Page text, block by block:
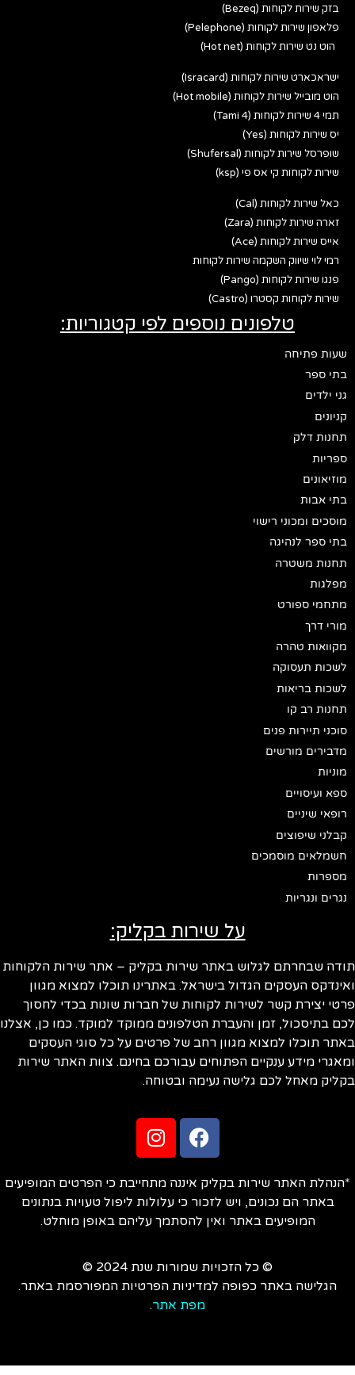
בזק שירות לקוחות (Bezeq)
פלאפון שירות לקוחות (Pelephone)
הוט נט שירות לקוחות (Hot net)
ישראכארט שירות לקוחות (Isracard)
הוט מובייל שירות לקוחות (Hot mobile)
תמי 4 שירות לקוחות (Tami 4)
יס שירות לקוחות (Yes)
שופרסל שירות לקוחות (Shufersal)
שירות לקוחות קי אס פי (ksp)
כאל שירות לקוחות (Cal)
זארה שירות לקוחות (Zara)
אייס שירות לקוחות (Ace)
רמי לוי שיווק השקמה שירות לקוחות
פנגו שירות לקוחות (Pango)
שירות לקוחות קסטרו (Castro)
טלפונים נוספים לפי קטגוריות:
שעות פתיחה
בתי ספר
גני ילדים
קניונים
תחנות דלק
ספריות
מוזיאונים
בתי אבות
מוסכים ומכוני רישוי
בתי ספר לנהיגה
תחנות משטרה
מפלגות
מתחמי ספורט
מורי דרך
מקוואות טהרה
לשכות תעסוקה
לשכות בריאות
תחנות רב קו
סוכני תיירות פנים
מדבירים מורשים
מוניות
ספא ועיסויים
רופאי שיניים
קבלני שיפוצים
חשמלאים מוסמכים
מספרות
נגרים ונגריות
על שירות בקליק:
שבחרתם לגלוש באתר שירות בקליק – אתר שירות הלקוחות
העסקים הגדול בישראל. באתרינו תוכלו למצוא מגוון
יצירת קשר לשירות לקוחות של חברות שונות בכדי לחסוך
בתיסכול, זמן והעברת הטלפונים ממוקד למוקד. כמו כן, אצלנו
תוכלו למצוא מגוון רחב של פרטים על כל סוגי העסקים
מידע ענקיים הפתוחים עבורכם בחינם. צוות האתר שירות
מאחל לכם גלישה נעימה ובטוחה.
האתר שירות בקליק איננה מתחייבת כי הפרטים המופיעים
באתר הם נכונים, ויש לזכור כי עלולות ליפול טעויות בנתונים
המופיעים באתר ואין להסתמך עליהם באופן מוחלט.
© כל הזכויות שמורות שנת 2024 ©
הגלישה באתר כפופה למדיניות הפרטיות המפורסמת באתר.
מפת אתר.